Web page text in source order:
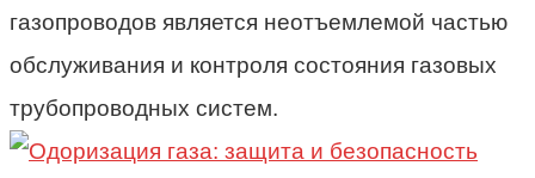
газопроводов является неотъемлемой частью
обслуживания и контроля состояния газовых
трубопроводных систем.